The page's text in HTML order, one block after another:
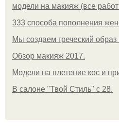
модели на макияж (все
333 способа пополнения
Мы создаем греческий образ
Обзор макияж 2017.
Модели на плетение кос и
В салоне "Твой Стиль" с 28.